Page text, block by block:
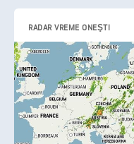
RADAR VREME ONEŞTI